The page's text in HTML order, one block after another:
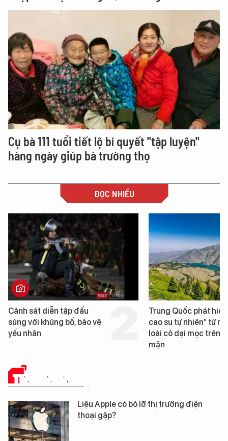
Cụ bà 111 tuổi tiết lộ bí quyết "tập luyện"
hàng ngày giúp bà trường thọ
ĐỌC NHIỀU
Trung Quốc phát hiện “mỏ
cao su tự nhiên” từ một
loài cỏ dại mọc trên đất
Loạt dự án bất động
Đà Nẵng sắp bị kiểm
TIN CÔNG NGHỆ
Liệu Apple có bỏ lỡ thị trường điện
thoại gập?